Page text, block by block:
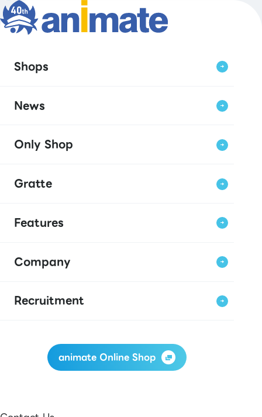
Shops
News
Only Shop
Gratte
Features
Company
Recruitment
animate Online Shop